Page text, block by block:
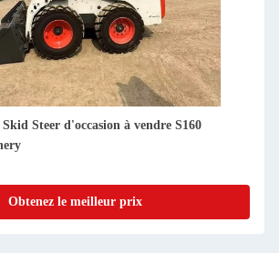
Steer d'occasion à vendre S550
Obtenez le meilleur prix